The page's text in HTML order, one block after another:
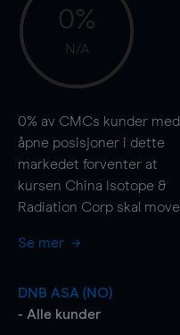
0%
N/A
0% av CMCs kunder med
åpne posisjoner i dette
markedet forventer at
kursen China Isotope &
Radiation Corp skal move
Se mer
DNB ASA (NO)
- Alle kunder